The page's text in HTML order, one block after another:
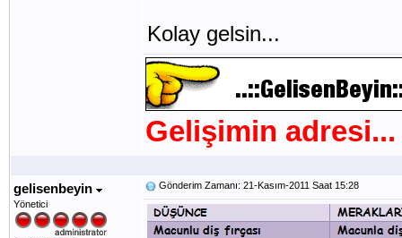
Kolay gelsin...
Gelişimin adresi...
gelisenbeyin
Yönetici
Gönderim Zamanı: 21-Kasım-2011 Saat 15:28